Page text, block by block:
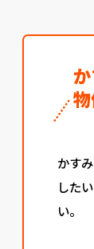
かす
した
い。